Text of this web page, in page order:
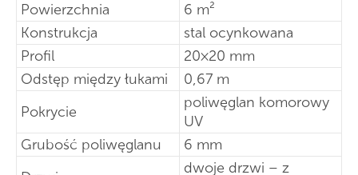
Powierzchnia
6 m²
Konstrukcja
stal ocynkowana
Profil
20×20 mm
Odstęp między łukami
0,67 m
Pokrycie
poliwęglan komorowy
UV
Grubość poliwęglanu
6 mm
dwoje drzwi – z